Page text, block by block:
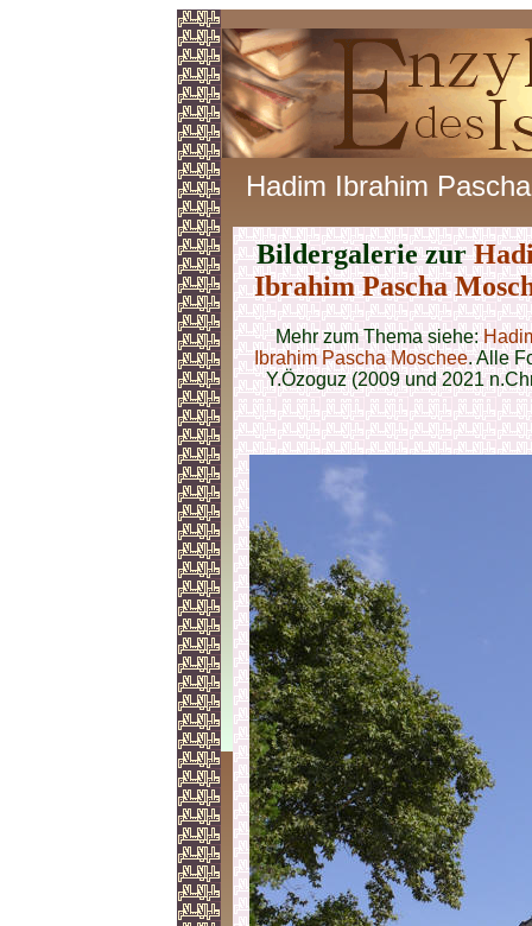
Hadim Ibrahim Pascha
Bildergalerie zur
Ibrahim Pascha
Mehr zum Thema siehe:
Ibrahim Pascha Moschee. Alle
Y.Özoguz (2009 und 2021